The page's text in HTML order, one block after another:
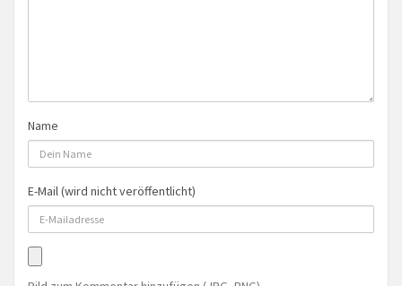
Name
E-Mail (wird nicht veröffentlicht)